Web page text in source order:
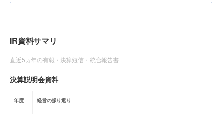
IR資料サマリ
直近5ヵ年の有報・決算短信・統合報告書
決算説明会資料
年度 経営の振り返り